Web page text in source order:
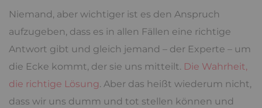
Niemand, aber wichtiger ist es den Anspruch
aufzugeben, dass es in allen Fällen eine richtige
Antwort gibt und gleich jemand – der Experte – um
die Ecke kommt, der sie uns mitteilt. Die Wahrheit,
die richtige Lösung. Aber das heißt wiederum nicht,
dass wir uns dumm und tot stellen können und